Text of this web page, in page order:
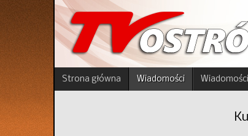
Strona główna Wiadomości